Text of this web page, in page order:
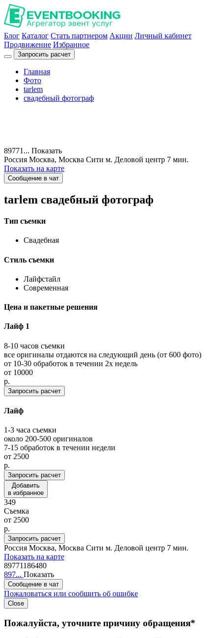
Блог Каталог Стать партнером Акции Личный кабинет
Продвижение Избранное
Запросить расчет
Главная
Фото
tarlem
свадебный фотограф
89771... Показать
Россия Москва, Москва Сити м. Деловой центр 7 мин.
Показать на карте
Сообщение в чат
tarlem свадебный фотограф
Тип съемки
Свадебная
Стиль съемки
Лайфстайл
Современная
Цена и пакетные решения
Лайф 1
8-10 часов съемки
все оригиналы отдаются на следующий день (от 600 фото)
от 10-30 обработок в течении 2х недель
от 10000
p.
Запросить расчет
Лайф
1-3 часа съемки
около 200-500 оригиналов
7-15 обработок в течении недели
от 2500
p.
Запросить расчет
Добавить
в избранное
349
Съемка
от 2500
p.
Запросить расчет
Россия Москва, Москва Сити м. Деловой центр 7 мин.
Показать на карте
89771186480
897... Показать
Сообщение в чат
Пожаловаться или сообщить об ошибке
Close
Пожалуйста, уточните причину обращения*